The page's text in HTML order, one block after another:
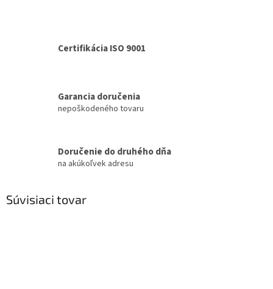
Certifikácia ISO 9001
Garancia doručenia
nepoškodeného tovaru
Doručenie do druhého dňa
na akúkoľvek adresu
Súvisiaci tovar